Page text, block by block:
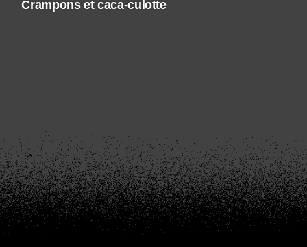
Crampons et caca-culotte